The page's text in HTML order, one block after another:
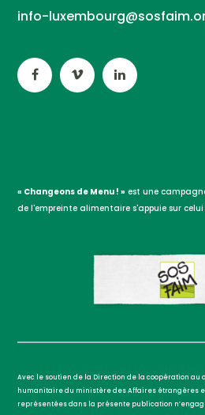
info-
« Changeons de Menu ! » est une
de l'empreinte alimentaire s'appuie sur celui
Avec le soutien de la Direction de la coopération au
humanitaire du ministère des Affaires étrangères
représentées dans la présente publication